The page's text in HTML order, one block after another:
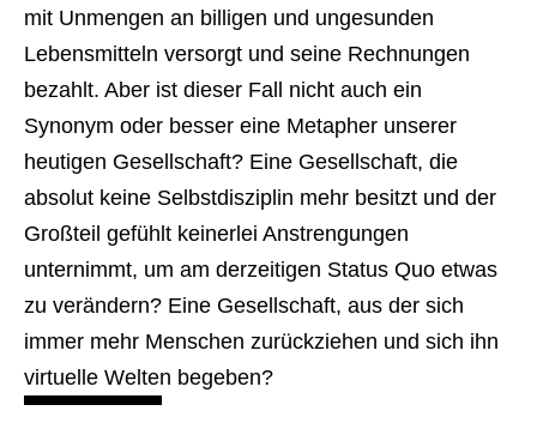
mit Unmengen an billigen und ungesunden
Lebensmitteln versorgt und seine Rechnungen
bezahlt. Aber ist dieser Fall nicht auch ein
Synonym oder besser eine Metapher unserer
heutigen Gesellschaft? Eine Gesellschaft, die
absolut keine Selbstdisziplin mehr besitzt und der
Großteil gefühlt keinerlei Anstrengungen
unternimmt, um am derzeitigen Status Quo etwas
zu verändern? Eine Gesellschaft, aus der sich
immer mehr Menschen zurückziehen und sich ihn
virtuelle Welten begeben?